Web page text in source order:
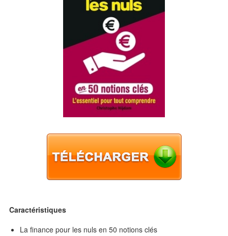
Caractéristiques
La finance pour les nuls en 50 notions clés